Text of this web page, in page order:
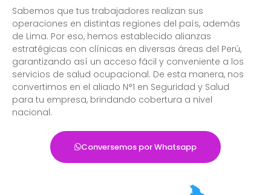
Sabemos que tus trabajadores realizan sus
operaciones en distintas regiones del país, además
de Lima. Por eso, hemos establecido alianzas
estratégicas con clínicas en diversas áreas del Perú,
garantizando así un acceso fácil y conveniente a los
servicios de salud ocupacional. De esta manera, nos
convertimos en el aliado N°1 en Seguridad y Salud
para tu empresa, brindando cobertura a nivel
nacional.
Conversemos por Whatsapp